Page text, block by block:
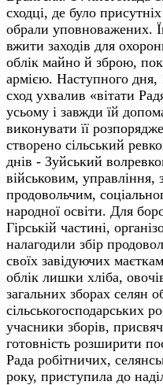
сходці, де було
обрали уповноважених.
вжити заходів для
облік майно й зброю,
армією. Наступного дня,
сход ухвалив «вітати
усьому і завжди їй
виконувати її
створено сільський
днів - Зуйський
військовим, управління,
продовольчим,
народної освіти. Для
Гірській частині,
налагодили збір
своїх завідуючих
облік лишки хліба,
загальних зборах селян
сільськогосподарських
учасники зборів,
готовність розширити
Рада робітничих,
року, приступила до